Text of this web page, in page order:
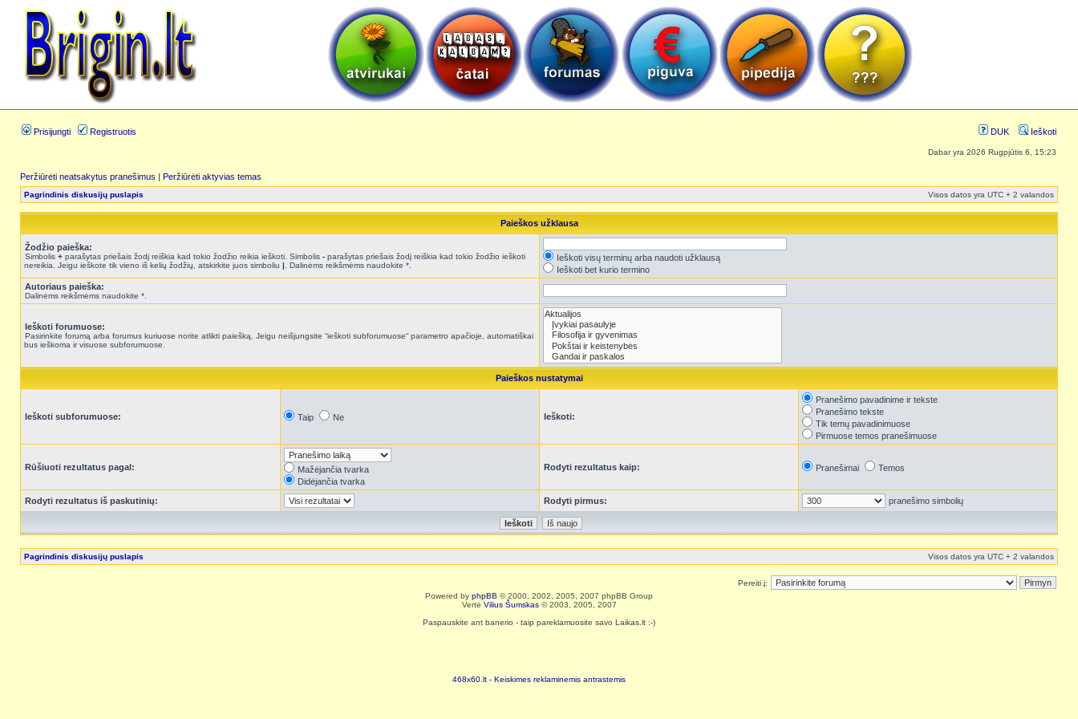
Prisijungti Registruotis DUK Ieškoti
Dabar yra 2026 Rugpjūtis 6, 15:23
Peržiūrėti neatsakytus pranešimus | Peržiūrėti aktyvias temas
Pagrindinis diskusijų puslapis Visos datos yra UTC + 2 valandos
Paieškos užklausa
Žodžio paieška:
Simbolis + parašytas priešais žodį reiškia kad tokio žodžio reikia ieškoti. Simbolis - parašytas priešais žodį reiškia kad tokio žodžio ieškoti
nereikia. Jeigu ieškote tik vieno iš kelių žodžių, atskirkite juos simboliu | . Dalinėms reikšmėms naudokite *.
Ieškoti visų terminų arba naudoti užklausą
Ieškoti bet kurio termino
Autoriaus paieška:
Dalinėms reikšmėms naudokite *.
Ieškoti forumuose:
Pasirinkite forumą arba forumus kuriuose norite atlikti paiešką. Jeigu neišjungsite “ieškoti subforumuose“ parametro apačioje, automatiškai
bus ieškoma ir visuose subforumuose.
Paieškos nustatymai
Ieškoti subforumuose: Taip Ne Ieškoti:
Pranešimo pavadinime ir tekste
Pranešimo tekste
Tik temų pavadinimuose
Pirmuose temos pranešimuose
Rūšiuoti rezultatus pagal:
Mažėjančia tvarka
Didėjančia tvarka
Rodyti rezultatus kaip: Pranešimai Temos
Rodyti rezultatus iš paskutinių: Rodyti pirmus: pranešimo simbolių
Pagrindinis diskusijų puslapis Visos datos yra UTC + 2 valandos
Pereiti į:
Powered by phpBB © 2000, 2002, 2005, 2007 phpBB Group
Vertė Vilius Šumskas© 2003, 2005, 2007
Paspauskite ant banerio - taip pareklamuosite savo Laikas.lt :-)
468x60.lt - Keiskimes reklaminemis antrastemis